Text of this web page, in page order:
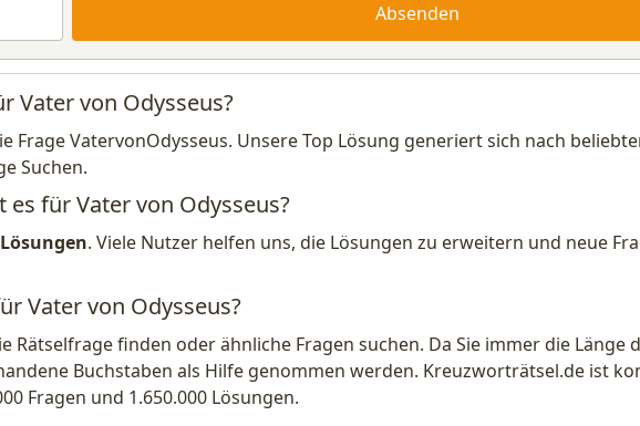
Absenden
Vater von Odysseus?
Frage VatervonOdysseus. Unsere Top Lösung generiert sich nach
Suchen.
für Vater von Odysseus?
. Viele Nutzer helfen uns, die Lösungen zu erweitern und neue
Vater von Odysseus?
Rätselfrage finden oder ähnliche Fragen suchen. Da Sie immer die Länge
Buchstaben als Hilfe genommen werden. Kreuzworträtsel.de ist
Fragen und 1.650.000 Lösungen.